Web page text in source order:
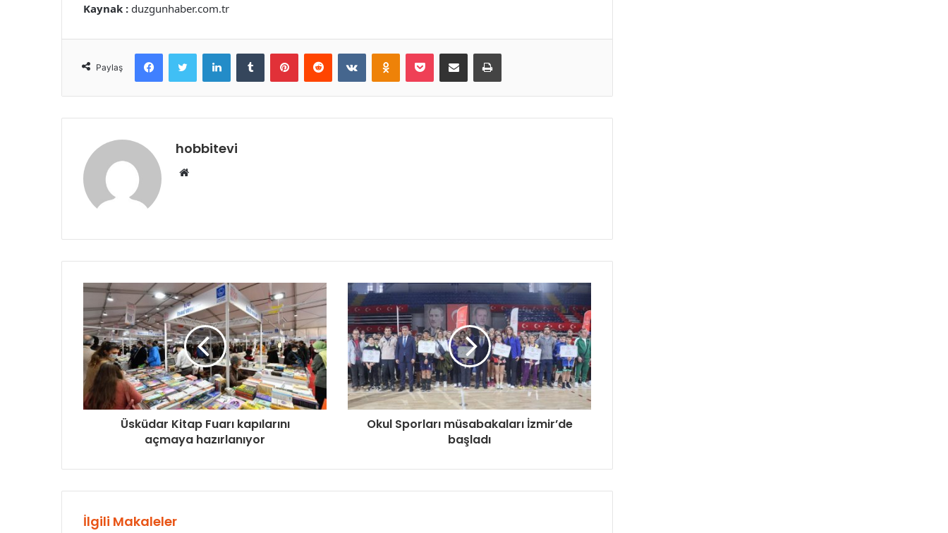
Kaynak : duzgunhaber.com.tr
Paylaş
FacebookTwitter LinkedInTumblr PinterestReddit VKontakteOdnoklassniki
Pocket E-Posta ile paylaş Yazdır
hobbitevi
Web
Üsküdar Kitap Fuarı kapılarını
açmaya hazırlanıyor
Okul Sporları müsabakaları İzmir’de
başladı
İlgili Makaleler